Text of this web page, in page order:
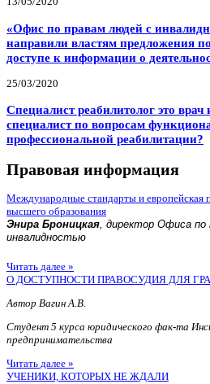
«Офис по правам людей с
направили властям предложения
доступе к информации о
25/03/2020
Специалист реабилитолог это
специалист по вопросам
профессиональной реабилитации?
Правовая информация
Международные стандарты и европейская
высшего образования
Энира Броницкая, директор Офиса по
инвалидностью
Читать далее »
О ДОСТУПНОСТИ ПРАВОСУДИЯ ДЛЯ
Автор Вагин А.В.
Студент 5 курса юридического фак-та
предпринимательства
Читать далее »
УЧЕНИКИ, КОТОРЫХ НЕ ЖДАЛИ